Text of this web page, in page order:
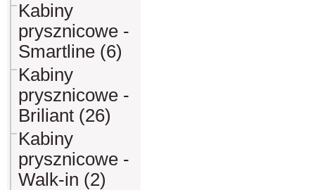
Kabiny
prysznicowe -
Smartline (6)
Kabiny
prysznicowe -
Briliant (26)
Kabiny
prysznicowe -
Walk-in (2)